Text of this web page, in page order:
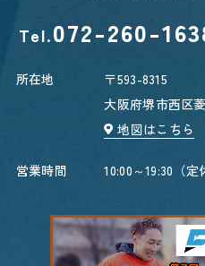
Tel.072-260-
所在地
〒593-8315
大阪府堺市西区
地図はこちら
営業時間 10:00～19:30（定